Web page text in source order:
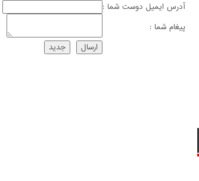
آدرس ايميل دوست شما :
پيغام شما :
ارسال
جديد